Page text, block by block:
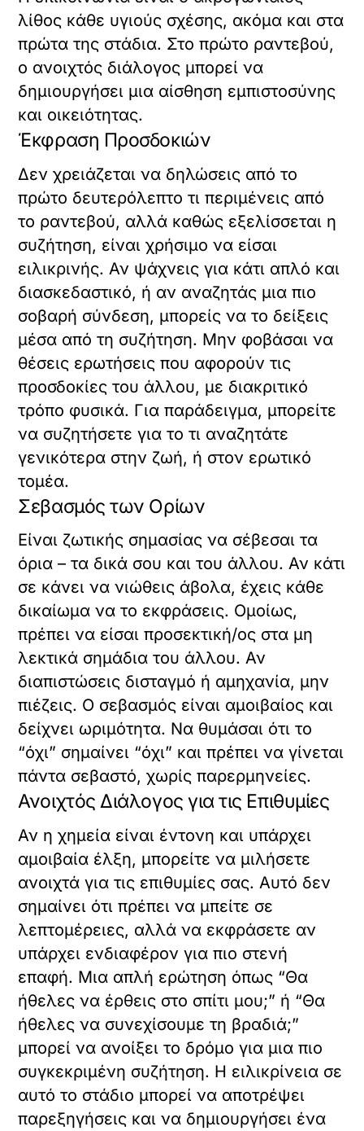
λίθος κάθε υγιούς σχέσης, ακόμα και στα
πρώτα της στάδια. Στο πρώτο ραντεβού,
ο ανοιχτός διάλογος μπορεί να
δημιουργήσει μια αίσθηση εμπιστοσύνης
και οικειότητας.
Έκφραση Προσδοκιών
Δεν χρειάζεται να δηλώσεις από το
πρώτο δευτερόλεπτο τι περιμένεις από
το ραντεβού, αλλά καθώς εξελίσσεται η
συζήτηση, είναι χρήσιμο να είσαι
ειλικρινής. Αν ψάχνεις για κάτι απλό και
διασκεδαστικό, ή αν αναζητάς μια πιο
σοβαρή σύνδεση, μπορείς να το δείξεις
μέσα από τη συζήτηση. Μην φοβάσαι να
θέσεις ερωτήσεις που αφορούν τις
προσδοκίες του άλλου, με διακριτικό
τρόπο φυσικά. Για παράδειγμα, μπορείτε
να συζητήσετε για το τι αναζητάτε
γενικότερα στην ζωή, ή στον ερωτικό
τομέα.
Σεβασμός των Ορίων
Είναι ζωτικής σημασίας να σέβεσαι τα
όρια – τα δικά σου και του άλλου. Αν κάτι
σε κάνει να νιώθεις άβολα, έχεις κάθε
δικαίωμα να το εκφράσεις. Ομοίως,
πρέπει να είσαι προσεκτική/ος στα μη
λεκτικά σημάδια του άλλου. Αν
διαπιστώσεις δισταγμό ή αμηχανία, μην
πιέζεις. Ο σεβασμός είναι αμοιβαίος και
δείχνει ωριμότητα. Να θυμάσαι ότι το
“όχι” σημαίνει “όχι” και πρέπει να γίνεται
πάντα σεβαστό, χωρίς παρερμηνείες.
Ανοιχτός Διάλογος για τις Επιθυμίες
Αν η χημεία είναι έντονη και υπάρχει
αμοιβαία έλξη, μπορείτε να μιλήσετε
ανοιχτά για τις επιθυμίες σας. Αυτό δεν
σημαίνει ότι πρέπει να μπείτε σε
λεπτομέρειες, αλλά να εκφράσετε αν
υπάρχει ενδιαφέρον για πιο στενή
επαφή. Μια απλή ερώτηση όπως “Θα
ήθελες να έρθεις στο σπίτι μου;” ή “Θα
ήθελες να συνεχίσουμε τη βραδιά;”
μπορεί να ανοίξει το δρόμο για μια πιο
συγκεκριμένη συζήτηση. Η ειλικρίνεια σε
αυτό το στάδιο μπορεί να αποτρέψει
παρεξηγήσεις και να δημιουργήσει ένα